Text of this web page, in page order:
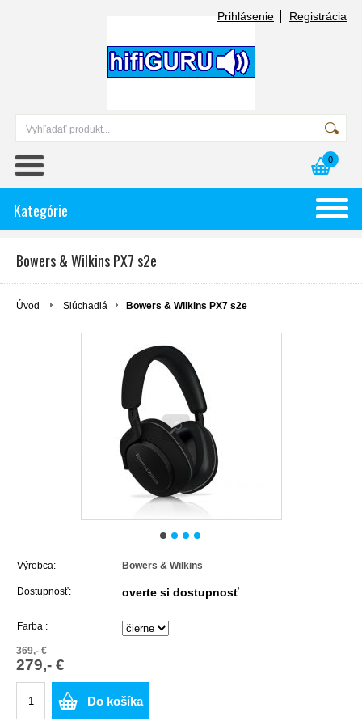
Prihlásenie Registrácia
0
Kategórie
Bowers & Wilkins PX7 s2e
Úvod Slúchadlá Bowers & Wilkins PX7 s2e
Výrobca: Bowers & Wilkins
Dostupnosť: overte si dostupnosť
Farba :
369,- €
279,- €
Do košíka